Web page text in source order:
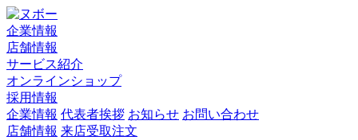
企業情報
店舗情報
サービス紹介
オンラインショップ
採用情報
企業情報 代表者挨拶 お知らせ お問い合わせ
店舗情報 来店受取注文